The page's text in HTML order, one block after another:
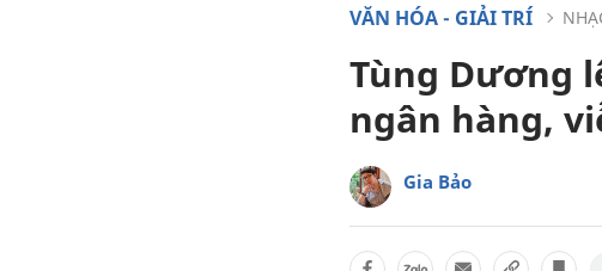
VĂN HÓA - GIẢI TRÍ
Tùng Dương
ngân hàng,
Gia Bảo